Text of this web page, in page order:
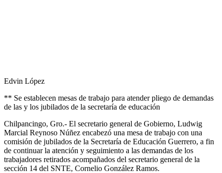
Edvin López
** Se establecen mesas de trabajo para atender pliego de demandas
de las y los jubilados de la secretaría de educación
Chilpancingo, Gro.- El secretario general de Gobierno, Ludwig
Marcial Reynoso Núñez encabezó una mesa de trabajo con una
comisión de jubilados de la Secretaría de Educación Guerrero, a fin
de continuar la atención y seguimiento a las demandas de los
trabajadores retirados acompañados del secretario general de la
sección 14 del SNTE, Cornelio González Ramos.